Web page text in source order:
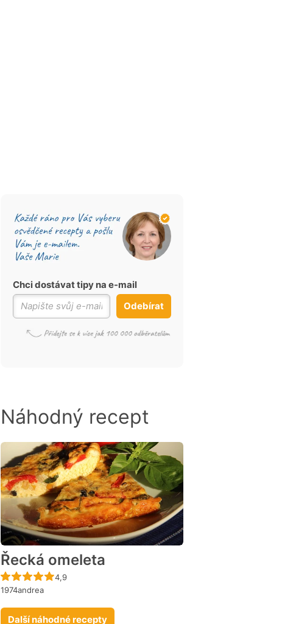
Chci dostávat tipy na e-mail
Odebírat
Náhodný recept
Řecká omeleta
Recept ještě nebyl hodnocen
4,9
1974andrea
Další náhodné recepty